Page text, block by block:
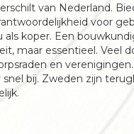
van Nederland.
voor
als koper. Een
maar essentieel. Veel
en verenigingen.
snel bij. Zweden zijn